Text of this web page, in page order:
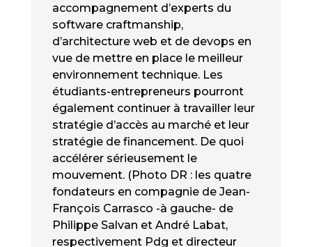
accompagnement d’experts du
software craftmanship,
d’architecture web et de devops en
vue de mettre en place le meilleur
environnement technique. Les
étudiants-entrepreneurs pourront
également continuer à travailler leur
stratégie d’accès au marché et leur
stratégie de financement. De quoi
accélérer sérieusement le
mouvement. (Photo DR : les quatre
fondateurs en compagnie de Jean-
François Carrasco -à gauche- de
Philippe Salvan et André Labat,
respectivement Pdg et directeur